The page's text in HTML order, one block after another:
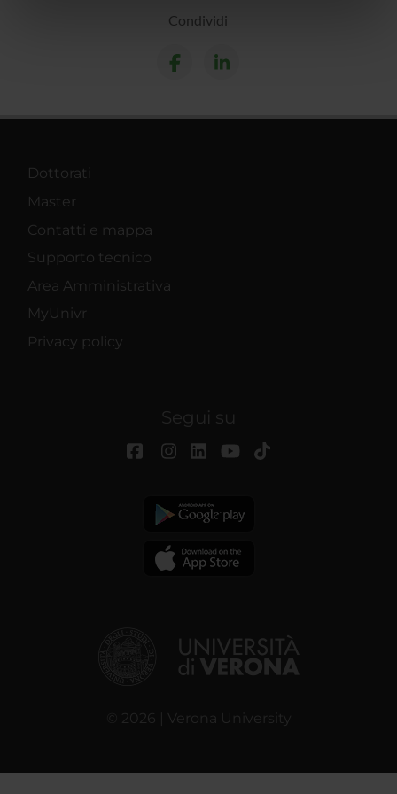
nostri partner che si occupano di analisi dei dati web,
con altre informazioni che hai fornito loro o che hanno
Condividi
Dottorati
Master
Contatti e mappa
Supporto tecnico
Area Amministrativa
MyUnivr
Privacy policy
Segui su
© 2026 | Verona University